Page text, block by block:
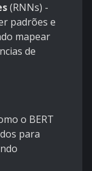
(RNNs) -
padrões e
mapear
de
o BERT
para